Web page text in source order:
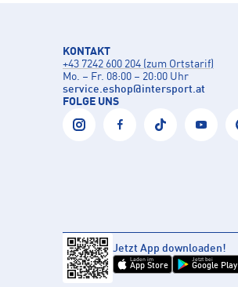
KONTAKT
+43 7242 600 204 (zum Ortstarif)
Mo. – Fr. 08:00 – 20:00 Uhr
service.eshop@intersport.at
FOLGE UNS
Jetzt App downloaden!
Laden im
App Store
Jetzt bei
Google Play